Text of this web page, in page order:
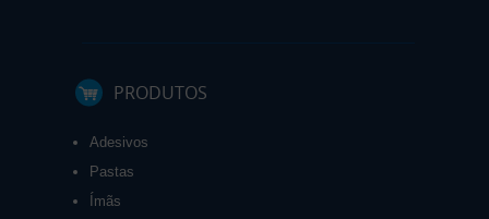
PRODUTOS
Adesivos
Pastas
Ímãs